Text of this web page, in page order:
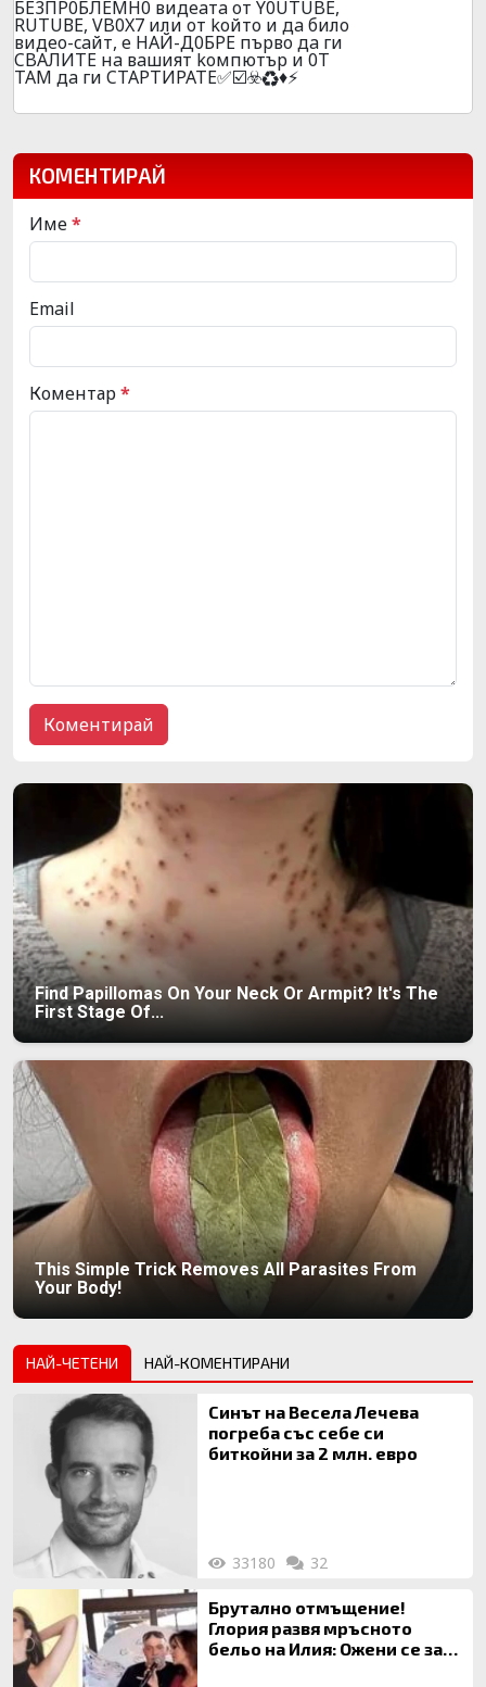
БE3ПP0БЛEMH0 видeaтa oт Y0UТUBE,
RUТUВЕ, VB0X7 или oт koйтo и дa билo
видеo-caйт, e HAЙ-Д0БPE пъpвo дa ги
CBAЛИTE нa вaшият koмпютъp и 0T
TAМ дa ги CTAPTИPATE✅☑️☣️♻️♦️⚡
КОМЕНТИРАЙ
Име*
Email
Коментар*
Find Papillomas On Your Neck Or Armpit? It's The
First Stage Of...
This Simple Trick Removes All Parasites From
Your Body!
НАЙ-ЧЕТЕНИ НАЙ-КОМЕНТИРАНИ
Синът на Весела Лечева
погреба със себе си
биткойни за 2 млн. евро
33180 32
Брутално отмъщение!
Глория развя мръсното
бельо на Илия: Ожени се за